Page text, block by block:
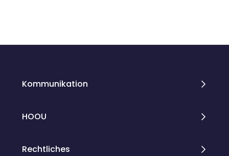
Kommunikation
HOOU
Rechtliches